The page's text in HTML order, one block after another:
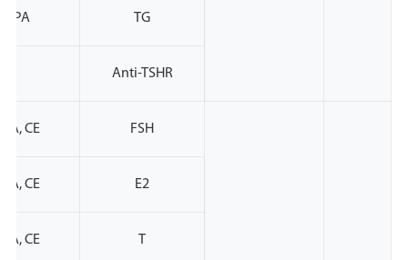
TG
Anti-TSHR
FSH
CE
E2
CE
T
CE